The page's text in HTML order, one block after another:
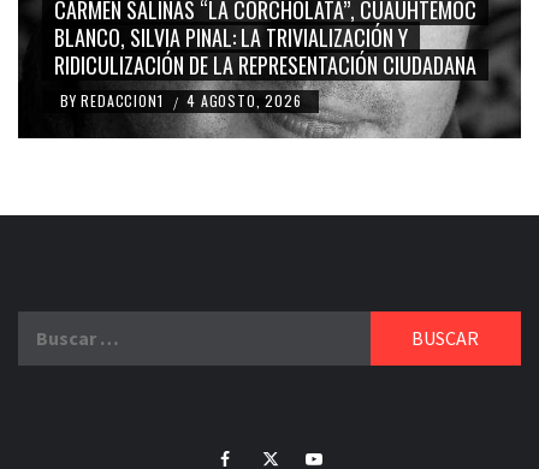
EX ALCALDE PRIÍSTA-MARINISTA PUEDE COSTARLE ¡17
MILLONES DE PESOS AL AYUNTAMIENTO DE SAN PEDRO
CHOLULA!
BY REDACCION1 / 3 AGOSTO, 2026
FacebookTwitterYoutube